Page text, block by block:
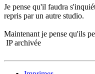
Je pense qu'il faudra
repris par un autre studio.
Maintenant je pense qu'ils
IP archivée